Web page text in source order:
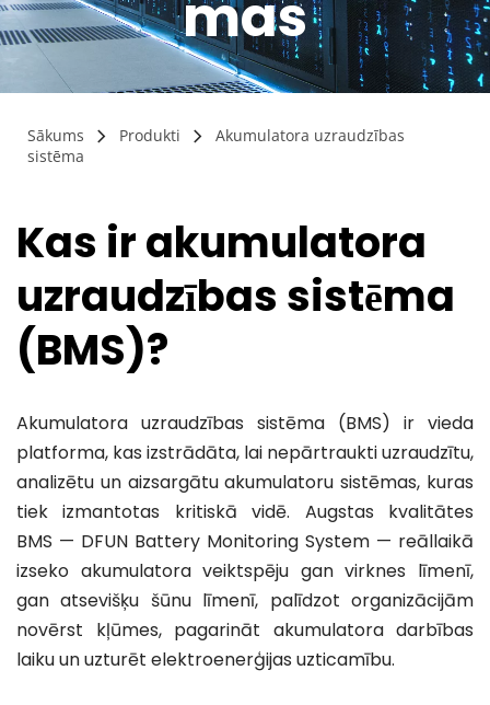
Sazinieties ar mums
Sazinieties ar mums
Sazinieties ar mums
Sazinieties ar mumsmas
Sākums Produkti
Akumulatora uzraudzības
sistēma
Kas ir akumulatora
uzraudzības sistēma
(BMS)?
Akumulatora uzraudzības sistēma (BMS) ir vieda
platforma, kas izstrādāta, lai nepārtraukti uzraudzītu,
analizētu un aizsargātu akumulatoru sistēmas, kuras
tiek izmantotas kritiskā vidē. Augstas kvalitātes
BMS — DFUN Battery Monitoring System — reāllaikā
izseko akumulatora veiktspēju gan virknes līmenī,
gan atsevišķu šūnu līmenī, palīdzot organizācijām
novērst kļūmes, pagarināt akumulatora darbības
laiku un uzturēt elektroenerģijas uzticamību.